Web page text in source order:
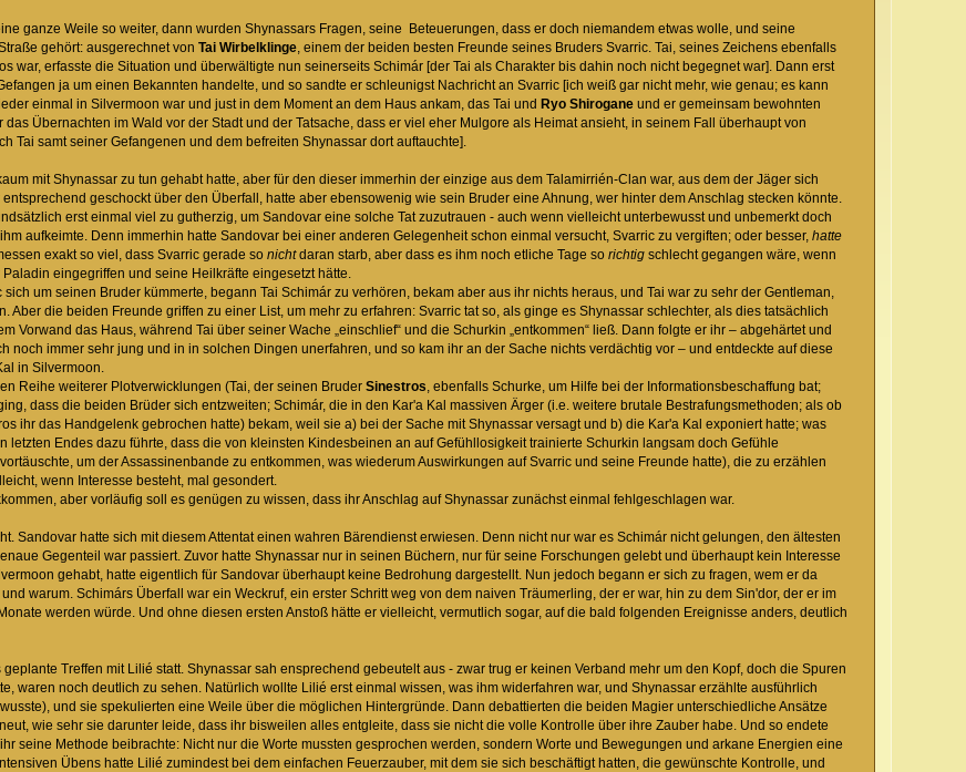
ganze Weile so weiter, dann wurden Shynassars Fragen, seine Beteuerungen, dass er doch niemandem etwas wolle, und seine
gehört: ausgerechnet von Tai Wirbelklinge, einem der beiden besten Freunde seines Bruders Svarric. Tai, seines Zeichens ebenfalls
war, erfasste die Situation und überwältigte nun seinerseits Schimár [der Tai als Charakter bis dahin noch nicht begegnet war]. Dann erst
ja um einen Bekannten handelte, und so sandte er schleunigst Nachricht an Svarric [ich weiß gar nicht mehr, wie genau; es kann
einmal in Silvermoon war und just in dem Moment an dem Haus ankam, das Tai und Ryo Shiroganeund er gemeinsam bewohnten
Übernachten im Wald vor der Stadt und der Tatsache, dass er viel eher Mulgore als Heimat ansieht, in seinem Fall überhaupt von
Tai samt seiner Gefangenen und dem befreiten Shynassar dort auftauchte].
mit Shynassar zu tun gehabt hatte, aber für den dieser immerhin der einzige aus dem Talamirrién-Clan war, aus dem der Jäger sich
geschockt über den Überfall, hatte aber ebensowenig wie sein Bruder eine Ahnung, wer hinter dem Anschlag stecken könnte.
erst einmal viel zu gutherzig, um Sandovar eine solche Tat zuzutrauen - auch wenn vielleicht unterbewusst und unbemerkt doch
aufkeimte. Denn immerhin hatte Sandovar bei einer anderen Gelegenheit schon einmal versucht, Svarric zu vergiften; oder besser, hatte
exakt so viel, dass Svarric gerade so nichtdaran starb, aber dass es ihm noch etliche Tage so richtigschlecht gegangen wäre, wenn
eingegriffen und seine Heilkräfte eingesetzt hätte.
um seinen Bruder kümmerte, begann Tai Schimár zu verhören, bekam aber aus ihr nichts heraus, und Tai war zu sehr der Gentleman,
Aber die beiden Freunde griffen zu einer List, um mehr zu erfahren: Svarric tat so, als ginge es Shynassar schlechter, als dies tatsächlich
Vorwand das Haus, während Tai über seiner Wache „einschlief“ und die Schurkin „entkommen“ ließ. Dann folgte er ihr – abgehärtet und
noch immer sehr jung und in in solchen Dingen unerfahren, und so kam ihr an der Sache nichts verdächtig vor – und entdeckte auf diese
in Silvermoon.
Reihe weiterer Plotverwicklungen (Tai, der seinen Bruder Sinestros, ebenfalls Schurke, um Hilfe bei der Informationsbeschaffung bat;
dass die beiden Brüder sich entzweiten; Schimár, die in den Kar'a Kal massiven Ärger (i.e. weitere brutale Bestrafungsmethoden; als ob
ihr das Handgelenk gebrochen hatte) bekam, weil sie a) bei der Sache mit Shynassar versagt und b) die Kar'a Kal exponiert hatte; was
letzten Endes dazu führte, dass die von kleinsten Kindesbeinen an auf Gefühllosigkeit trainierte Schurkin langsam doch Gefühle
um der Assassinenbande zu entkommen, was wiederum Auswirkungen auf Svarric und seine Freunde hatte), die zu erzählen
wenn Interesse besteht, mal gesondert.
aber vorläufig soll es genügen zu wissen, dass ihr Anschlag auf Shynassar zunächst einmal fehlgeschlagen war.
Sandovar hatte sich mit diesem Attentat einen wahren Bärendienst erwiesen. Denn nicht nur war es Schimár nicht gelungen, den ältesten
Gegenteil war passiert. Zuvor hatte Shynassar nur in seinen Büchern, nur für seine Forschungen gelebt und überhaupt kein Interesse
gehabt, hatte eigentlich für Sandovar überhaupt keine Bedrohung dargestellt. Nun jedoch begann er sich zu fragen, wem er da
warum. Schimárs Überfall war ein Weckruf, ein erster Schritt weg von dem naiven Träumerling, der er war, hin zu dem Sin'dor, der er im
werden würde. Und ohne diesen ersten Anstoß hätte er vielleicht, vermutlich sogar, auf die bald folgenden Ereignisse anders, deutlich
Treffen mit Lilié statt. Shynassar sah ensprechend gebeutelt aus - zwar trug er keinen Verband mehr um den Kopf, doch die Spuren
waren noch deutlich zu sehen. Natürlich wollte Lilié erst einmal wissen, was ihm widerfahren war, und Shynassar erzählte ausführlich
und sie spekulierten eine Weile über die möglichen Hintergründe. Dann debattierten die beiden Magier unterschiedliche Ansätze
wie sehr sie darunter leide, dass ihr bisweilen alles entgleite, dass sie nicht die volle Kontrolle über ihre Zauber habe. Und so endete
seine Methode beibrachte: Nicht nur die Worte mussten gesprochen werden, sondern Worte und Bewegungen und arkane Energien eine
Übens hatte Lilié zumindest bei dem einfachen Feuerzauber, mit dem sie sich beschäftigt hatten, die gewünschte Kontrolle, und